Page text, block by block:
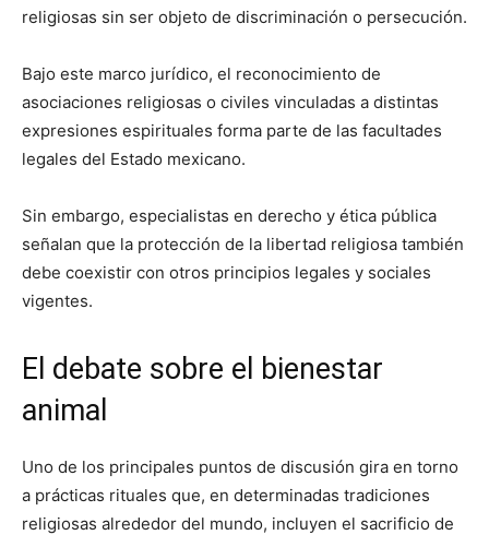
religiosas sin ser objeto de discriminación o persecución.
Bajo este marco jurídico, el reconocimiento de
asociaciones religiosas o civiles vinculadas a distintas
expresiones espirituales forma parte de las facultades
legales del Estado mexicano.
Sin embargo, especialistas en derecho y ética pública
señalan que la protección de la libertad religiosa también
debe coexistir con otros principios legales y sociales
vigentes.
El debate sobre el bienestar
animal
Uno de los principales puntos de discusión gira en torno
a prácticas rituales que, en determinadas tradiciones
religiosas alrededor del mundo, incluyen el sacrificio de